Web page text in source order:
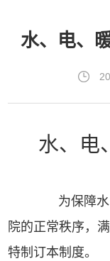
水、电、
水、电
为保障水
院的正常秩序，
特制订本制度。